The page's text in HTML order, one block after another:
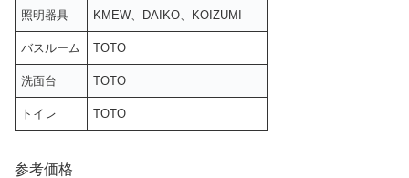
照明器具 KMEW、DAIKO、KOIZUMI
バスルーム TOTO
洗面台 TOTO
トイレ TOTO
参考価格